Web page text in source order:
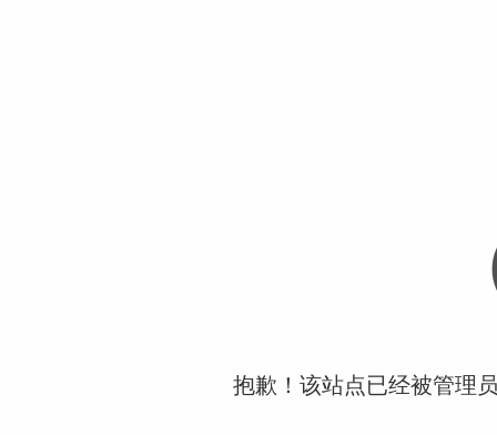
抱歉！该站点已经被管理